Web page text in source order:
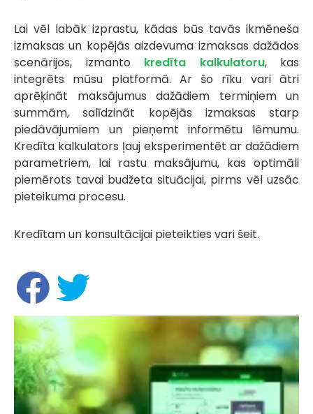
Lai vēl labāk izprastu, kādas būs tavās ikmēneša
izmaksas un kopējās aizdevuma izmaksas dažādos
scenārijos, izmanto kredīta kalkulatoru, kas
integrēts mūsu platformā. Ar šo rīku vari ātri
aprēķināt maksājumus dažādiem termiņiem un
summām, salīdzināt kopējās izmaksas starp
piedāvājumiem un pieņemt informētu lēmumu.
Kredīta kalkulators ļauj eksperimentēt ar dažādiem
parametriem, lai rastu maksājumu, kas optimāli
piemērots tavai budžeta situācijai, pirms vēl uzsāc
pieteikuma procesu.
Kredītam un konsultācijai pieteikties vari šeit.